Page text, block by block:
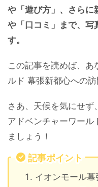
や「遊び方」、さらに
や「口コミ」まで、写
す。
この記事を読めば、あ
ルド 幕張新都心への
さあ、天候を気にせず
アドベンチャーワール
ましょう！
記事ポイント
イオンモール